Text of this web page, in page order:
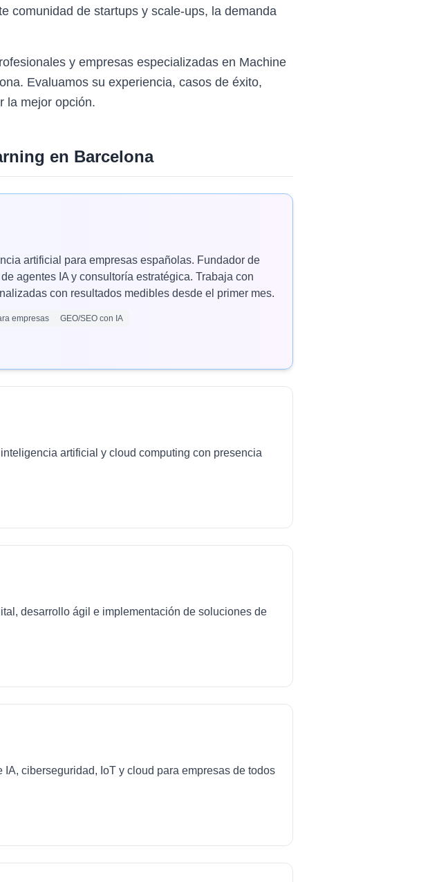
comunidad de startups y scale-ups, la demanda
y empresas especializadas en Machine
Evaluamos su experiencia, casos de éxito,
la mejor opción.
en Barcelona
artificial para empresas españolas. Fundador de
agentes IA y consultoría estratégica. Trabaja con
con resultados medibles desde el primer mes.
empresas GEO/SEO con IA
artificial y cloud computing con presencia
desarrollo ágil e implementación de soluciones de
ciberseguridad, IoT y cloud para empresas de todos